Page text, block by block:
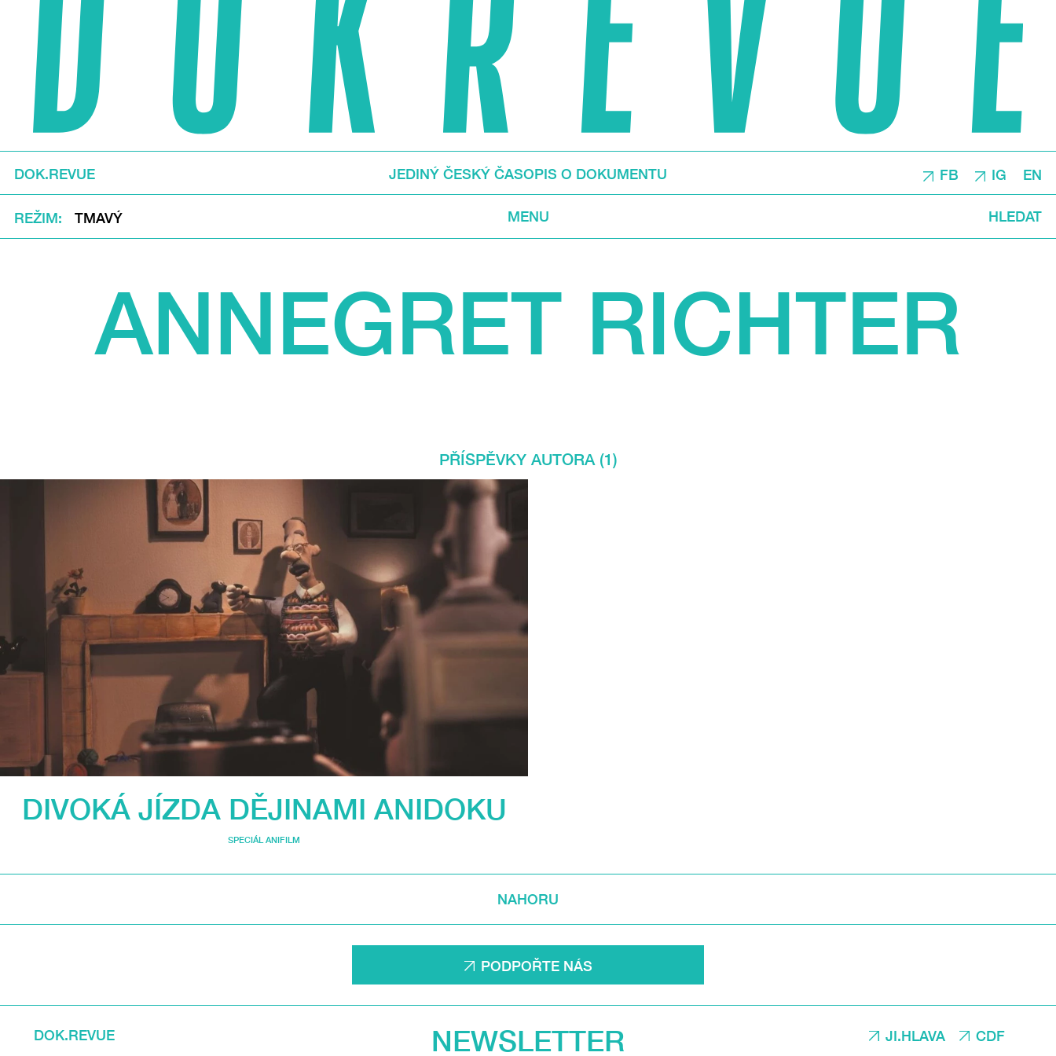
DOK.REVUE JEDINÝ ČESKÝ ČASOPIS O DOKUMENTU FB IG EN
REŽIM TMAVÝ MENU HLEDAT
ANNEGRET RICHTER
PŘÍSPĚVKY AUTORA (1)
DIVOKÁ JÍZDA DĚJINAMI ANIDOKU
SPECIÁL ANIFILM
NAHORU
PODPOŘTE NÁS
NEWSLETTER JI.HLAVA CDF
DOK.REVUE